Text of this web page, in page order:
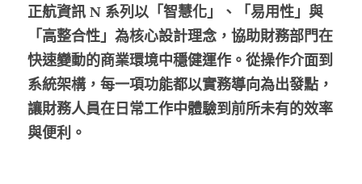
正航資訊 N 系列以「智慧化」、「易用性」與
「高整合性」為核心設計理念，協助財務部門在
快速變動的商業環境中穩健運作。從操作介面到
系統架構，每一項功能都以實務導向為出發點，
讓財務人員在日常工作中體驗到前所未有的效率
與便利。